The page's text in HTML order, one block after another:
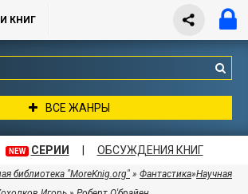
КНИГ
ВСЕ ЖАНРЫ
NEW СЕРИИ ОБСУЖДЕНИЯ КНИГ
библиотека "MoreKnig.org" » Фантастика»Научная